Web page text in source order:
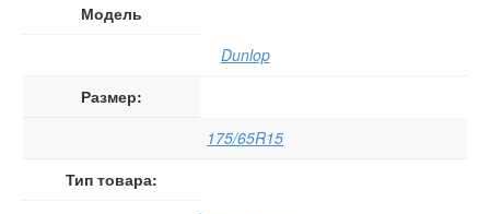
Модель
Dunlop
Размер:
175/65R15
Тип товара: